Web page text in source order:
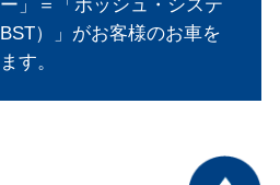
」＝「ボッシュ・システ
）」がお客様のお車を
す。